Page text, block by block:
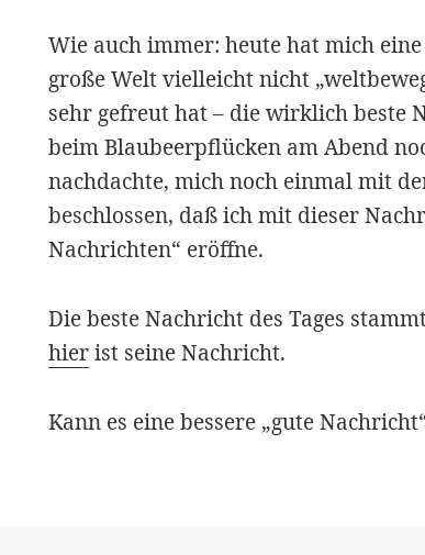
Wie auch immer: heute hat mich
große Welt vielleicht nicht
sehr gefreut hat – die wirklich beste
beim Blaubeerpflücken am Abend
nachdachte, mich noch einmal mit
beschlossen, daß ich mit dieser
Nachrichten“ eröffne.
Die beste Nachricht des Tages
hierist seine Nachricht.
Kann es eine bessere „gute